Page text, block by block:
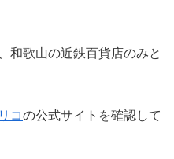
和歌山の近鉄百貨店のみと
コの公式サイトを確認して